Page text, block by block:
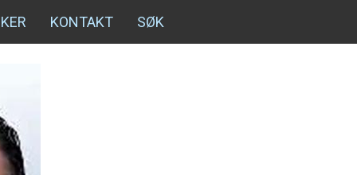
KONTAKT SØK